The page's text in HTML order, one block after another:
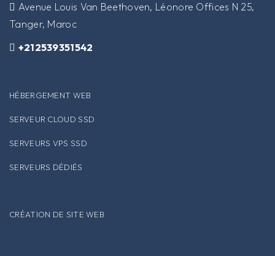
​Avenue Louis Van Beethoven, Léonore Offices N 25,
Tanger, Maroc
+212539351542
HÉBERGEMENT WEB
SERVEUR CLOUD SSD
SERVEURS VPS SSD
SERVEURS DÉDIÉS
CRÉATION DE SITE WEB